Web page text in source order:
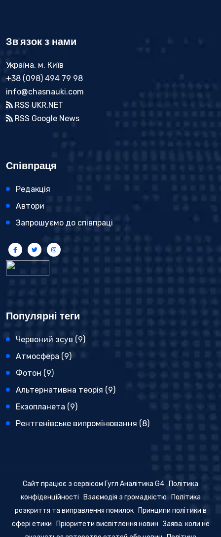
Зв'язок з нами
Україна, м. Київ
+38 (098) 494 79 98
info@chasnauki.com
RSS UKR.NET
RSS Google News
Співпраця
Редакція
Автори
Запрошуємо до співпраці
Популярні теги
Червоний зсув (9)
Атмосфера (9)
Фотон (9)
Альтернативна теорія (9)
Екзопланета (9)
Рентгенівське випромінювання (8)
Сайт працює з сервісом Гугл Аналітика G4
Політика
конфіденційності
Взаємодія з громадкістю
Політика
розкриття та виправлення помилок
Принципи політики в
сфері етики
Пріоритети висвітлення новин Заява: коли не